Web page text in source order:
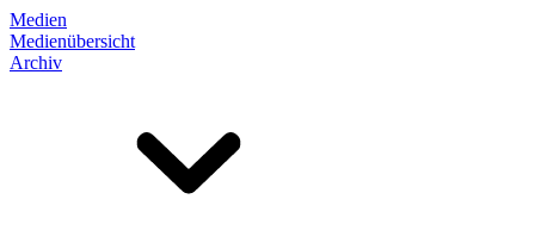
Medien
Medienübersicht
Archiv